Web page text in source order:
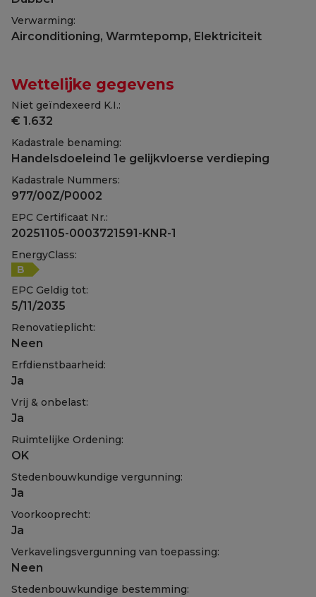
Verwarming:
Airconditioning, Warmtepomp, Elektriciteit
Wettelijke gegevens
Niet geïndexeerd K.I.:
€ 1.632
Kadastrale benaming:
Handelsdoeleind 1e gelijkvloerse verdieping
Kadastrale Nummers:
977/00Z/P0002
EPC Certificaat Nr.:
20251105-0003721591-KNR-1
EnergyClass:
B
EPC Geldig tot:
5/11/2035
Renovatieplicht:
Neen
Erfdienstbaarheid:
Ja
Vrij & onbelast:
Ja
Ruimtelijke Ordening:
OK
Stedenbouwkundige vergunning:
Ja
Voorkooprecht:
Ja
Verkavelingsvergunning van toepassing:
Neen
Stedenbouwkundige bestemming: